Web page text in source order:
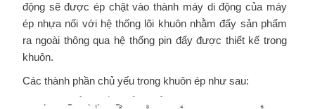
động sẽ được ép chặt vào thành máy di động của máy
ép nhựa nối với hệ thống lõi khuôn nhằm đẩy sản phẩm
ra ngoài thông qua hệ thống pin đẩy được thiết kế trong
khuôn.
Các thành phần chủ yếu trong khuôn ép như sau: